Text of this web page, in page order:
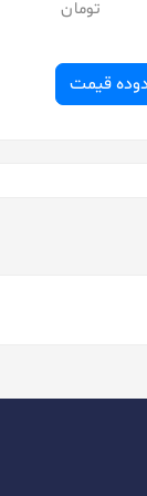
قیمت